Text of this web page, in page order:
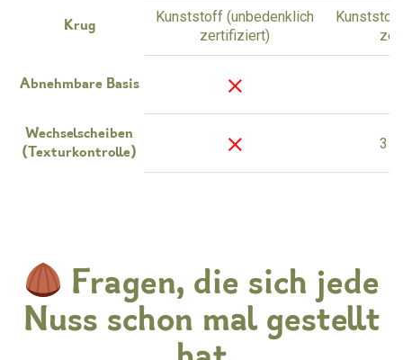
Krug
Abnehmbare Basis
Wechselscheiben
(Texturkontrolle)
Kunststoff (unbedenklich
zertifiziert)
3
Fragen, die sich jede
Nuss schon mal gestellt